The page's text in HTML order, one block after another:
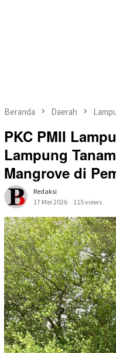
Beranda Daerah
PKC PMII
Lampung
Mangrove di
Redaksi
17 Mei 2026
115 views